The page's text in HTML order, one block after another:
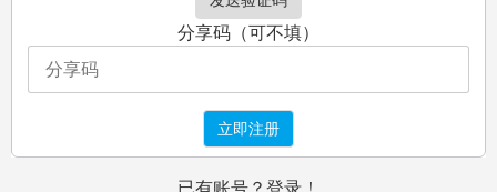
分享码（可不填）